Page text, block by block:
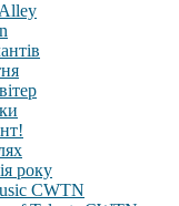
року
CWTN